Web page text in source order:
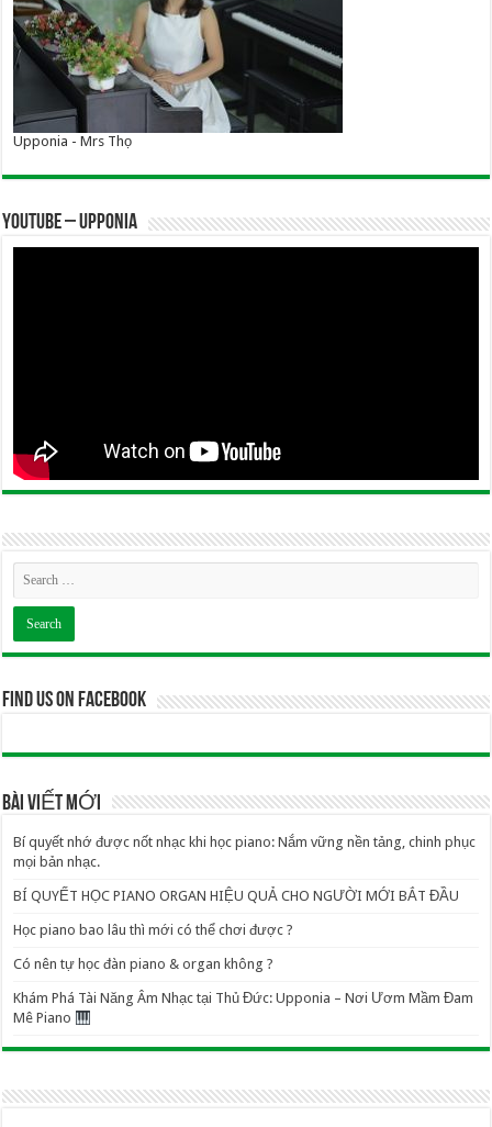
Upponia - Mrs Thọ
YOUTUBE – UPPONIA
Find us on Facebook
BÀI VIẾT MỚI
Bí quyết nhớ được nốt nhạc khi học piano: Nắm vững nền tảng, chinh phục
mọi bản nhạc.
BÍ QUYẾT HỌC PIANO ORGAN HIỆU QUẢ CHO NGƯỜI MỚI BẮT ĐẦU
Học piano bao lâu thì mới có thể chơi được ?
Có nên tự học đàn piano & organ không ?
Khám Phá Tài Năng Âm Nhạc tại Thủ Đức: Upponia – Nơi Ươm Mầm Đam
Mê Piano